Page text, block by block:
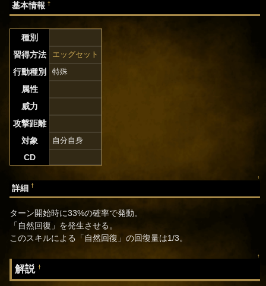
基本情報†
種別
習得方法
エッグセット
行動種別 特殊
属性
威力
攻撃距離
対象
自分自身
CD
↑
詳細†
ターン開始時に33%の確率で発動。
「自然回復」を発生させる。
このスキルによる「自然回復」の回復量は1/3。
↑
解説†